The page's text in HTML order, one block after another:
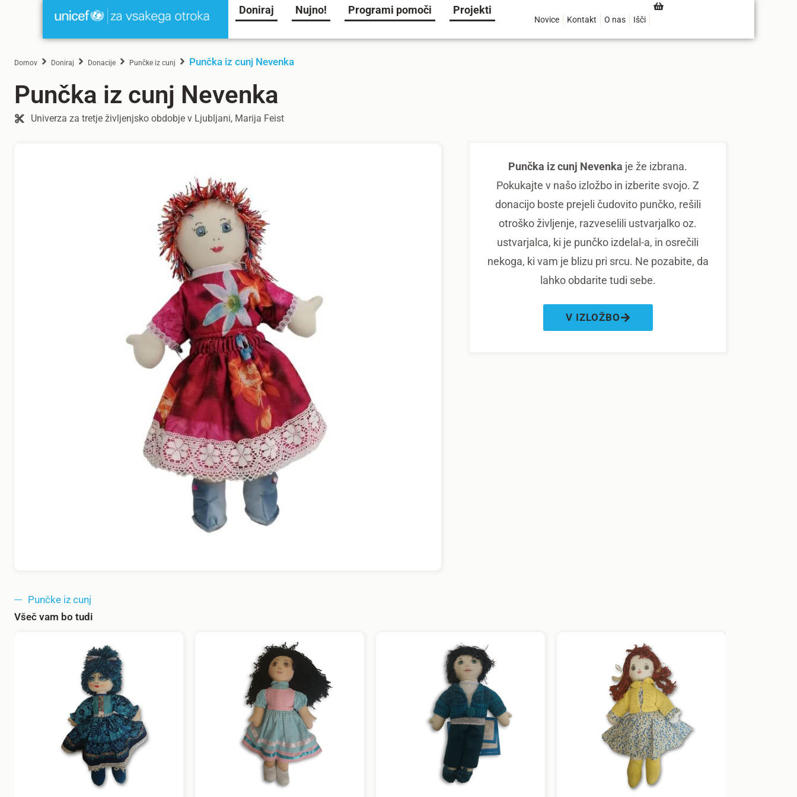
Doniraj Nujno! Programi pomoči Projekti
Novice Kontakt O nas Išči
Domov Doniraj Donacije Punčke iz cunj Punčka iz cunj Nevenka
Punčka iz cunj Nevenka
Univerza za tretje življenjsko obdobje v Ljubljani, Marija Feist
Punčka iz cunj Nevenka je že izbrana.
Pokukajte v našo izložbo in izberite svojo. Z
donacijo boste prejeli čudovito punčko, rešili
otroško življenje, razveselili ustvarjalko oz.
ustvarjalca, ki je punčko izdelal-a, in osrečili
nekoga, ki vam je blizu pri srcu. Ne pozabite, da
lahko obdarite tudi sebe.
V IZLOŽBO
Punčke iz cunj
Všeč vam bo tudi